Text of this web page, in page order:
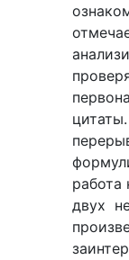
работа
двух